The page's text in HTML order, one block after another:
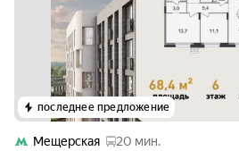
последнее предложение
Мещерская
20 мин.